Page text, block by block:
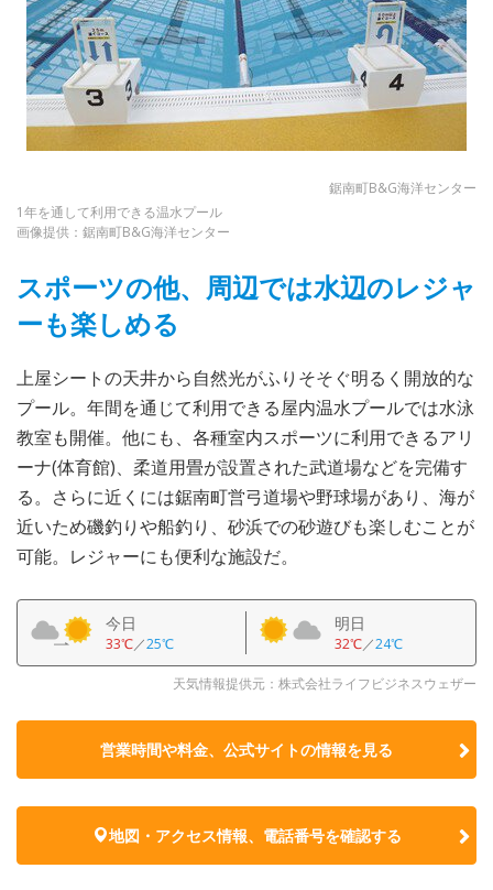
鋸南町B&G海洋センター
1年を通して利用できる温水プール
画像提供：鋸南町B&G海洋センター
スポーツの他、周辺では水辺のレジャ
ーも楽しめる
上屋シートの天井から自然光がふりそそぐ明るく開放的な
プール。年間を通じて利用できる屋内温水プールでは水泳
教室も開催。他にも、各種室内スポーツに利用できるアリ
ーナ(体育館)、柔道用畳が設置された武道場などを完備す
る。さらに近くには鋸南町営弓道場や野球場があり、海が
近いため磯釣りや船釣り、砂浜での砂遊びも楽しむことが
可能。レジャーにも便利な施設だ。
今日
33℃／25℃
明日
32℃／24℃
天気情報提供元：株式会社ライフビジネスウェザー
営業時間や料金、公式サイトの情報を見る
地図・アクセス情報、電話番号を確認する